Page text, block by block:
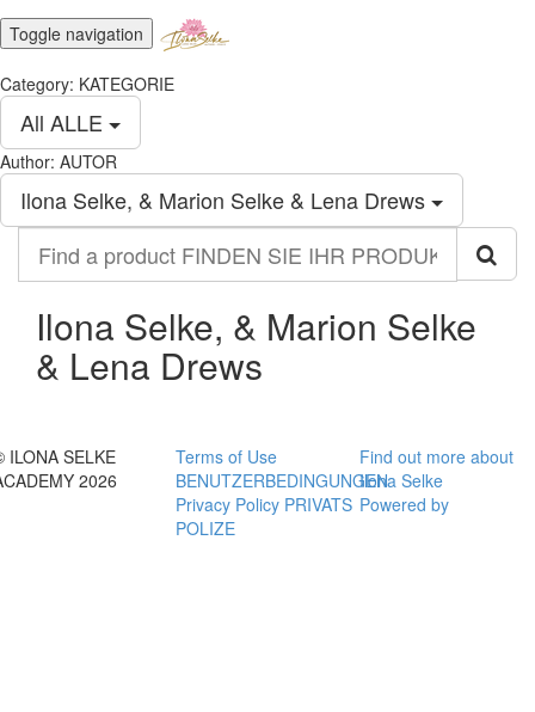
Toggle navigation
Category: KATEGORIE
All ALLE
Author: AUTOR
Ilona Selke, & Marion Selke & Lena Drews
product
FINDEN
IHR
PRODUKT
Ilona Selke, & Marion Selke
& Lena Drews
ILONA SELKE
2026
Terms of Use
BENUTZERBEDINGUNGEN
Privacy Policy PRIVATS
POLIZE
Find out more about
Ilona Selke
Powered by